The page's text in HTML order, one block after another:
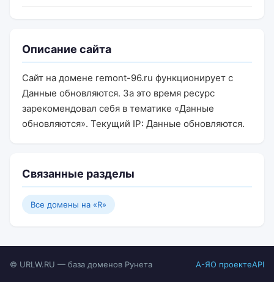
Описание сайта
Сайт на домене remont-96.ru функционирует с
Данные обновляются. За это время ресурс
зарекомендовал себя в тематике «Данные
обновляются». Текущий IP: Данные обновляются.
Связанные разделы
Все домены на «R»
© URLW.RU — база доменов Рунета А-ЯО проектеAPI